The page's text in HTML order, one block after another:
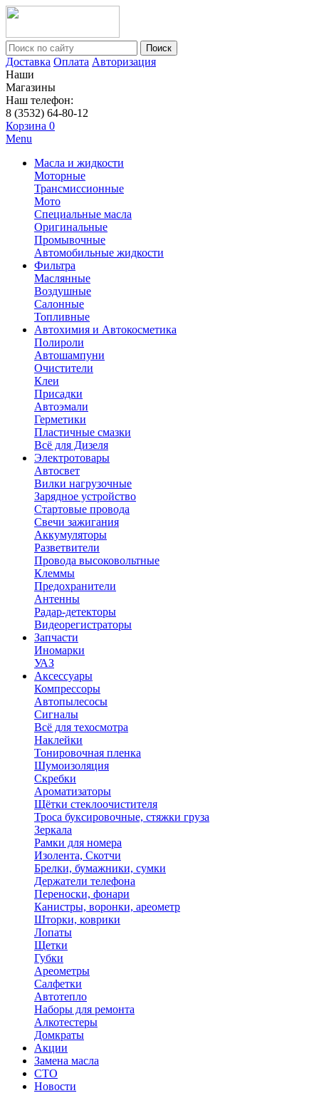
Поиск
Доставка Оплата Авторизация
Наши
Магазины
Наш телефон:
8 (3532) 64-80-12
Корзина 0
Menu
Масла и жидкости
Моторные
Трансмиссионные
Мото
Специальные масла
Оригинальные
Промывочные
Автомобильные жидкости
Фильтра
Маслянные
Воздушные
Салонные
Топливные
Автохимия и Автокосметика
Полироли
Автошампуни
Очистители
Клеи
Присадки
Автоэмали
Герметики
Пластичные смазки
Всё для Дизеля
Электротовары
Автосвет
Вилки нагрузочные
Зарядное устройство
Стартовые провода
Свечи зажигания
Аккумуляторы
Разветвители
Провода высоковольтные
Клеммы
Предохранители
Антенны
Радар-детекторы
Видеорегистраторы
Запчасти
Иномарки
УАЗ
Аксесcуары
Компрессоры
Автопылесосы
Сигналы
Всё для техосмотра
Наклейки
Тонировочная пленка
Шумоизоляция
Скребки
Ароматизаторы
Щётки стеклоочистителя
Троса буксировочные, стяжки груза
Зеркала
Рамки для номера
Изолента, Скотчи
Брелки, бумажники, сумки
Держатели телефона
Переноски, фонари
Канистры, воронки, ареометр
Шторки, коврики
Лопаты
Щетки
Губки
Ареометры
Салфетки
Автотепло
Наборы для ремонта
Алкотестеры
Домкраты
Акции
Замена масла
СТО
Новости